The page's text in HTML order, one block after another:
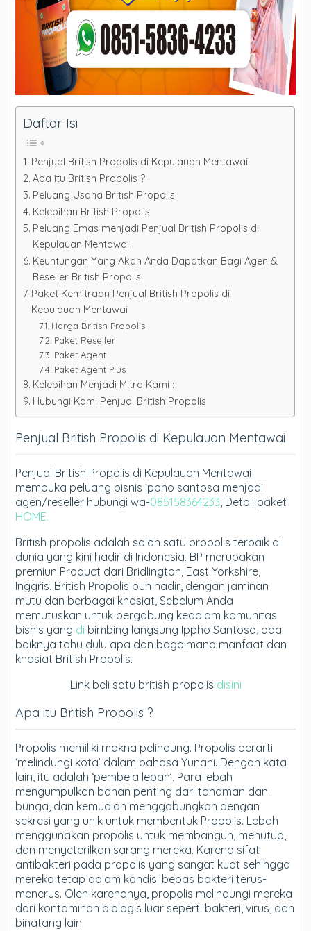
Daftar Isi
Penjual British Propolis di Kepulauan Mentawai
Apa itu British Propolis ?
Peluang Usaha British Propolis
Kelebihan British Propolis
Peluang Emas menjadi Penjual British Propolis di
Kepulauan Mentawai
Keuntungan Yang Akan Anda Dapatkan Bagi Agen &
Reseller British Propolis
Paket Kemitraan Penjual British Propolis di
Kepulauan Mentawai
Harga British Propolis
Paket Reseller
Paket Agent
Paket Agent Plus
Kelebihan Menjadi Mitra Kami :
Hubungi Kami Penjual British Propolis
Penjual British Propolis di Kepulauan Mentawai
Penjual British Propolis di Kepulauan Mentawai
membuka peluang bisnis ippho santosa menjadi
agen/reseller hubungi wa-085158364233, Detail paket
HOME.
British propolis adalah salah satu propolis terbaik di
dunia yang kini hadir di Indonesia. BP merupakan
premiun Product dari Bridlington, East Yorkshire,
Inggris. British Propolis pun hadir, dengan jaminan
mutu dan berbagai khasiat, Sebelum Anda
memutuskan untuk bergabung kedalam komunitas
bisnis yang di bimbing langsung Ippho Santosa, ada
baiknya tahu dulu apa dan bagaimana manfaat dan
khasiat British Propolis.
Link beli satu british propolis disini
Apa itu British Propolis ?
Propolis memiliki makna pelindung. Propolis berarti
‘melindungi kota’ dalam bahasa Yunani. Dengan kata
lain, itu adalah ‘pembela lebah’. Para lebah
mengumpulkan bahan penting dari tanaman dan
bunga, dan kemudian menggabungkan dengan
sekresi yang unik untuk membentuk Propolis. Lebah
menggunakan propolis untuk membangun, menutup,
dan menyeterilkan sarang mereka. Karena sifat
antibakteri pada propolis yang sangat kuat sehingga
mereka tetap dalam kondisi bebas bakteri terus-
menerus. Oleh karenanya, propolis melindungi mereka
dari kontaminan biologis luar seperti bakteri, virus, dan
binatang lain.